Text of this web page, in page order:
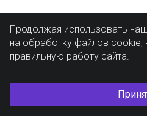
Продолжая использовать
на обработку файлов
правильную работу сайта.